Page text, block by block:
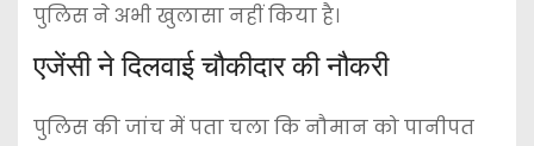
पुलिस ने अभी खुलासा नहीं किया है।
एजेंसी ने दिलवाई चौकीदार की नौकरी
पुलिस की जांच में पता चला कि नौमान को पानीपत